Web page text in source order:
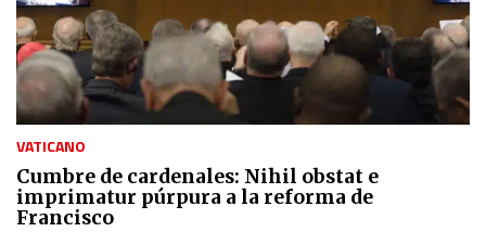
VATICANO
Cumbre de cardenales: Nihil obstat e
imprimatur púrpura a la reforma de
Francisco